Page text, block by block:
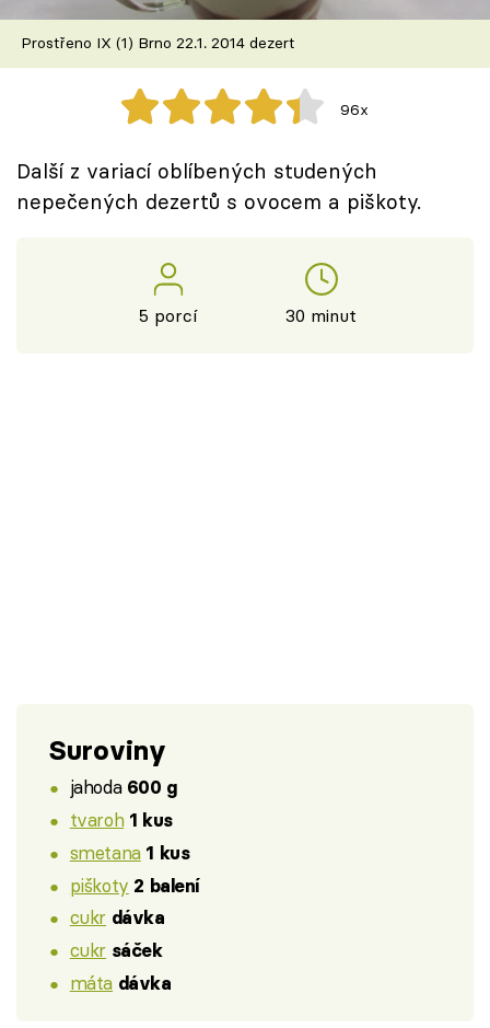
Škola vaření
Recepty z TV
Speciál: Cuketa
Těhotnej kuchař
Přihlášení
Prostřeno IX (1) Brno 22.1. 2014 dezert
96x
Další z variací oblíbených studených
nepečených dezertů s ovocem a piškoty.
5 porcí 30 minut
Suroviny
jahoda 600 g
tvaroh 1 kus
smetana 1 kus
piškoty 2 balení
cukr dávka
cukr sáček
máta dávka